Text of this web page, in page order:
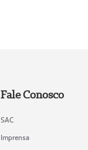
Fale Conosco
SAC
Imprensa